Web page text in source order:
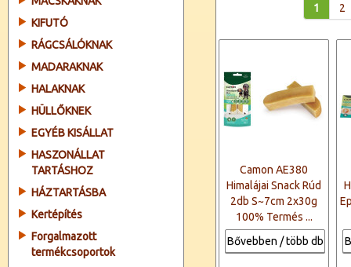
KIFUTÓ
RÁGCSÁLÓKNAK
MADARAKNAK
HALAKNAK
HÜLLŐKNEK
EGYÉB KISÁLLAT
HASZONÁLLAT
TARTÁSHOZ
HÁZTARTÁSBA
Kertépítés
Forgalmazott
termékcsoportok
1 2
Camon AE380
Himalájai Snack Rúd
2db S~7cm 2x30g
100% Termés ...
Bővebben / több db